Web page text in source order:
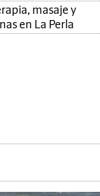
masaje y
en La Perla